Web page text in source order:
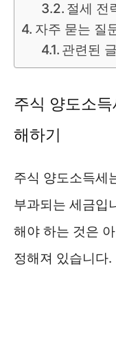
절세 전
자주 묻는 질
관련된
주식 양도소득
해하기
주식 양도소득세
부과되는 세금입
해야 하는 것은
정해져 있습니다.